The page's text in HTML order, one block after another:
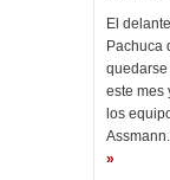
El
Pachuca
este mes
los
»